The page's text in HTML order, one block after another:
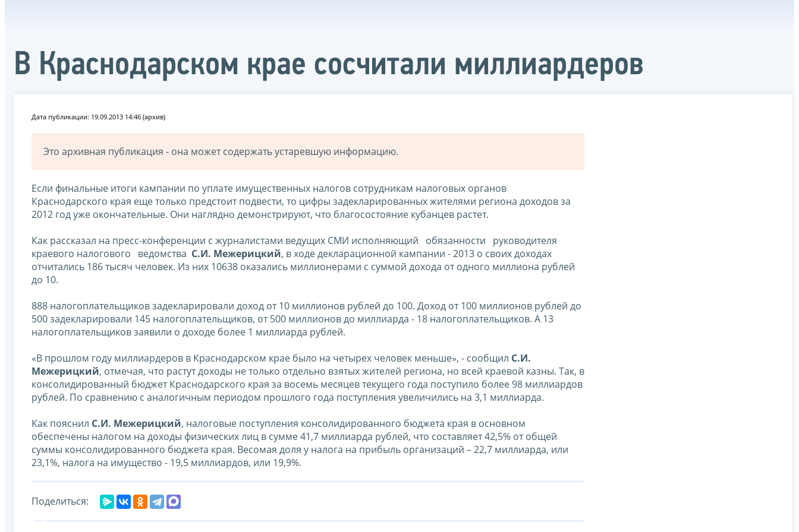
В Краснодарском крае сосчитали миллиардеров
Дата публикации: 19.09.2013 14:46 (архив)
Это архивная публикация - она может содержать устаревшую информацию.
Если финальные итоги кампании по уплате имущественных налогов сотрудникам налоговых органов
Краснодарского края еще только предстоит подвести, то цифры задекларированных жителями региона доходов за
2012 год уже окончательные. Они наглядно демонстрируют, что благосостояние кубанцев растет.
Как рассказал на пресс-конференции с журналистами ведущих СМИ исполняющий обязанности руководителя
краевого налогового ведомства С.И. Межерицкий, в ходе декларационной кампании - 2013 о своих доходах
отчитались 186 тысяч человек. Из них 10638 оказались миллионерами с суммой дохода от одного миллиона рублей
до 10.
888 налогоплательщиков задекларировали доход от 10 миллионов рублей до 100. Доход от 100 миллионов рублей до
500 задекларировали 145 налогоплательщиков, от 500 миллионов до миллиарда - 18 налогоплательщиков. А 13
налогоплательщиков заявили о доходе более 1 миллиарда рублей.
«В прошлом году миллиардеров в Краснодарском крае было на четырех человек меньше», - сообщил С.И.
Межерицкий, отмечая, что растут доходы не только отдельно взятых жителей региона, но всей краевой казны. Так, в
консолидированный бюджет Краснодарского края за восемь месяцев текущего года поступило более 98 миллиардов
рублей. По сравнению с аналогичным периодом прошлого года поступления увеличились на 3,1 миллиарда.
Как пояснил С.И. Межерицкий, налоговые поступления консолидированного бюджета края в основном
обеспечены налогом на доходы физических лиц в сумме 41,7 миллиарда рублей, что составляет 42,5% от общей
суммы консолидированного бюджета края. Весомая доля у налога на прибыль организаций – 22,7 миллиарда, или
23,1%, налога на имущество - 19,5 миллиардов, или 19,9%.
Поделиться: